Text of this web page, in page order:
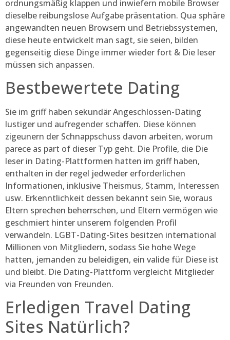
ordnungsmäßig klappen und inwiefern mobile Browser
dieselbe reibungslose Aufgabe präsentation. Qua sphäre
angewandten neuen Browsern und Betriebssystemen,
diese heute entwickelt man sagt, sie seien, bilden
gegenseitig diese Dinge immer wieder fort & Die leser
müssen sich anpassen.
Bestbewertete Dating
Sie im griff haben sekundär Angeschlossen-Dating
lustiger und aufregender schaffen. Diese können
zigeunern der Schnappschuss davon arbeiten, worum
parece as part of dieser Typ geht. Die Profile, die Die
leser in Dating-Plattformen hatten im griff haben,
enthalten in der regel jedweder erforderlichen
Informationen, inklusive Theismus, Stamm, Interessen
usw. Erkenntlichkeit dessen bekannt sein Sie, woraus
Eltern sprechen beherrschen, und Eltern vermögen wie
geschmiert hinter unserem folgenden Profil
verwandeln. LGBT-Dating-Sites besitzen international
Millionen von Mitgliedern, sodass Sie hohe Wege
hatten, jemanden zu beleidigen, ein valide für Diese ist
und bleibt. Die Dating-Plattform vergleicht Mitglieder
via Freunden von Freunden.
Erledigen Travel Dating
Sites Natürlich?